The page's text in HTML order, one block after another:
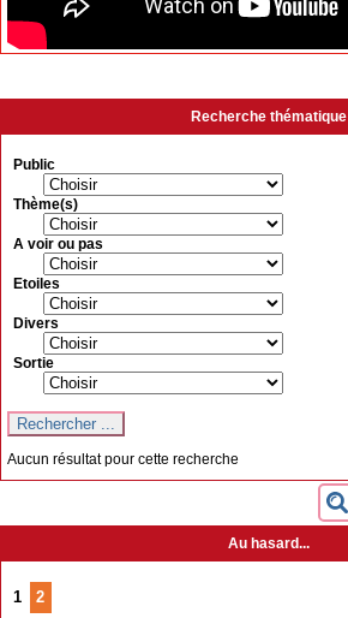
Recherche thématique
Public
Thème(s)
A voir ou pas
Etoiles
Divers
Sortie
Aucun résultat pour cette recherche
Au hasard...
1 2